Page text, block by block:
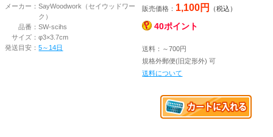
メーカー：SayWoodwork（セイウッドワー
ク）
品番：SW-scihs
サイズ：φ3×3.7cm
発送目安：5～14日
販売価格： 1,100円 （税込）
40ポイント
送料：～700円
規格外郵便(旧定形外) 可
送料について